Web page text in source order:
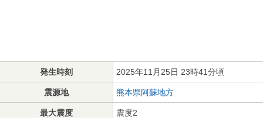
発生時刻 2025年11月25日 23時41分頃
震源地 熊本県阿蘇地方
最大震度 震度2